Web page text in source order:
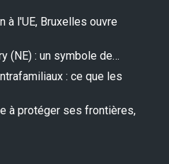
à l'UE, Bruxelles ouvre
(NE) : un symbole de…
: ce que les
à protéger ses frontières,